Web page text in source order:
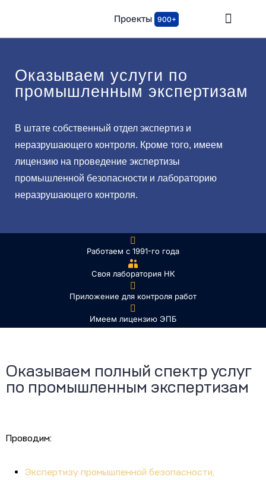
Проекты 900+
Оказываем услуги по
промышленным экспертизам
В штате собственный отдел экспертиз и
неразрушающего контроля. Кроме того, имеем
лицензию на проведение экспертизы
промышленной безопасности и лабораторию
неразрушающего контроля.
Работаем с 1991-го года
Своя лаборатория НК
Приложение для контроля работ
Имеем лицензию ЭПБ
Оказываем полный спектр услуг
по промышленным экспертизам
Проводим:
Экспертизу промышленной безопасности,